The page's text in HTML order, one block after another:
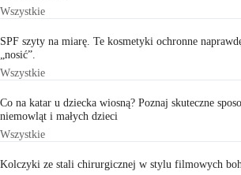
Wszystkie
SPF szyty na miarę. Te kosmetyki ochronne
„nosić”.
Wszystkie
Co na katar u dziecka wiosną? Poznaj skuteczne
niemowląt i małych dzieci
Wszystkie
Kolczyki ze stali chirurgicznej w stylu filmowych